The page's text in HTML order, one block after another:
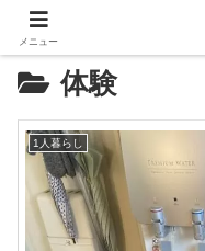
体験
1人暮らし
メニュー